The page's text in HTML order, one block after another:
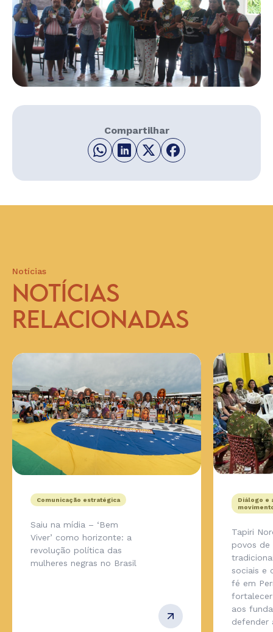
Compartilhar
Notícias
NOTÍCIAS
RELACIONADAS
Comunicação estratégica
Saiu na mídia – ‘Bem
Viver’ como horizonte: a
revolução política das
mulheres negras no Brasil
Diálogo e
Tapiri
povos de
sociais e
fé em
aos
defender